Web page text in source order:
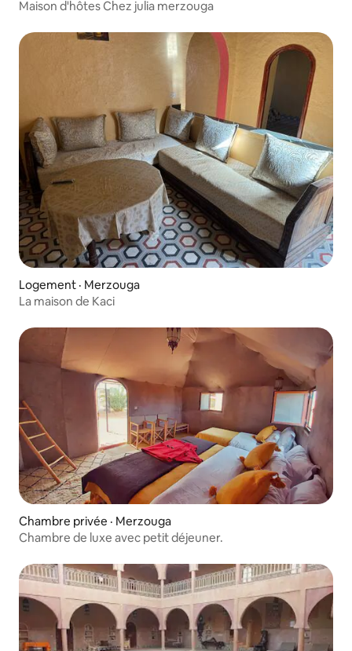
Maison d'hôtes Chez julia merzouga
Logement · Merzouga
La maison de Kaci
Chambre privée · Merzouga
Chambre de luxe avec petit déjeuner.